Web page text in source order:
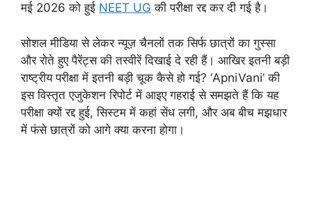
मई 2026 को हुई NEET UG की परीक्षा रद्द कर दी गई है।
सोशल मीडिया से लेकर न्यूज़ चैनलों तक सिर्फ छात्रों का गुस्सा
और रोते हुए पैरेंट्स की तस्वीरें दिखाई दे रही हैं। आखिर इतनी बड़ी
राष्ट्रीय परीक्षा में इतनी बड़ी चूक कैसे हो गई? ‘ApniVani’ की
इस विस्तृत एजुकेशन रिपोर्ट में आइए गहराई से समझते हैं कि यह
परीक्षा क्यों रद्द हुई, सिस्टम में कहां सेंध लगी, और अब बीच मझधार
में फंसे छात्रों को आगे क्या करना होगा।